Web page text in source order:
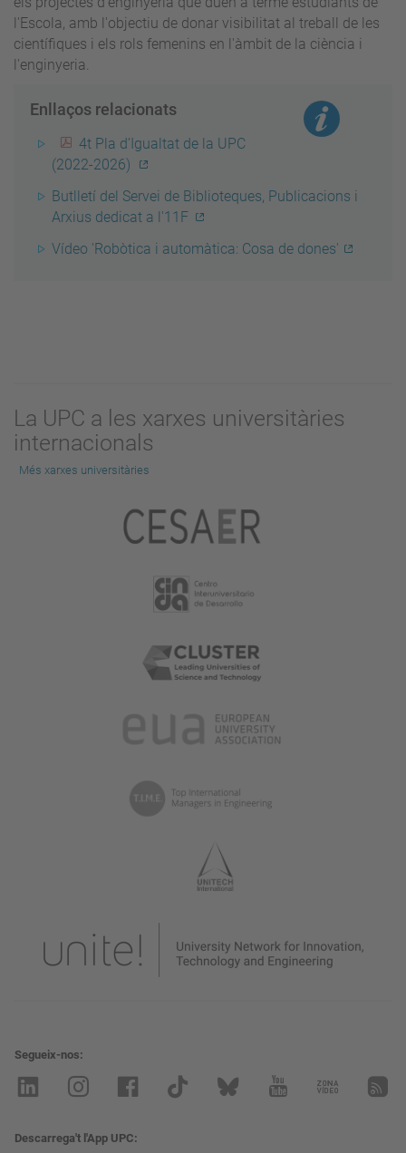
l'Escola, amb l'objectiu de donar visibilitat al treball de les
científiques i els rols femenins en l'àmbit de la ciència i
l'enginyeria.
Enllaços relacionats
4t Pla d’Igualtat de la UPC
(2022-2026)
Butlletí del Servei de Biblioteques, Publicacions i
Arxius dedicat a l'11F
Vídeo 'Robòtica i automàtica: Cosa de dones'
La UPC a les xarxes universitàries
internacionals
Més xarxes universitàries
Segueix-nos
Descarrega't l'App UPC